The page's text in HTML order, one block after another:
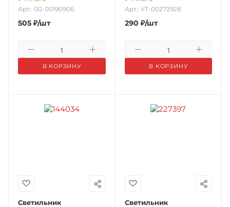
Арт.: 00-00190906
505 ₽/шт
В КОРЗИНУ
Арт.: УТ-00272928
290 ₽/шт
В КОРЗИНУ
Светильник
Светильник